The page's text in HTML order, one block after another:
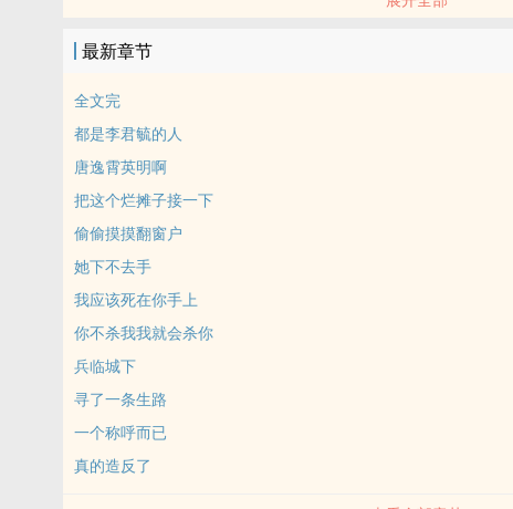
最新章节
全文完
都是李君毓的人
唐逸霄英明啊
把这个烂摊子接一下
偷偷摸摸翻窗户
她下不去手
我应该死在你手上
你不杀我我就会杀你
兵临城下
寻了一条生路
一个称呼而已
真的造反了